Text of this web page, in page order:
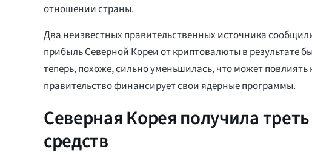
отношении страны.
Два неизвестных правительственных источника
прибыль Северной Кореи от криптовалюты в результате
теперь, похоже, сильно уменьшилась, что может повлиять
правительство финансирует свои ядерные программы.
Северная Корея получила
средств